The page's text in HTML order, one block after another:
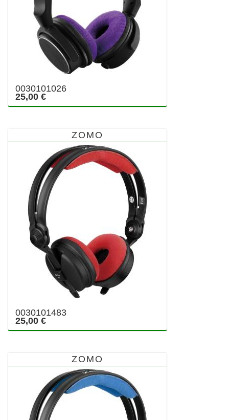
0030101026
25,00 €
ZOMO
0030101483
25,00 €
ZOMO